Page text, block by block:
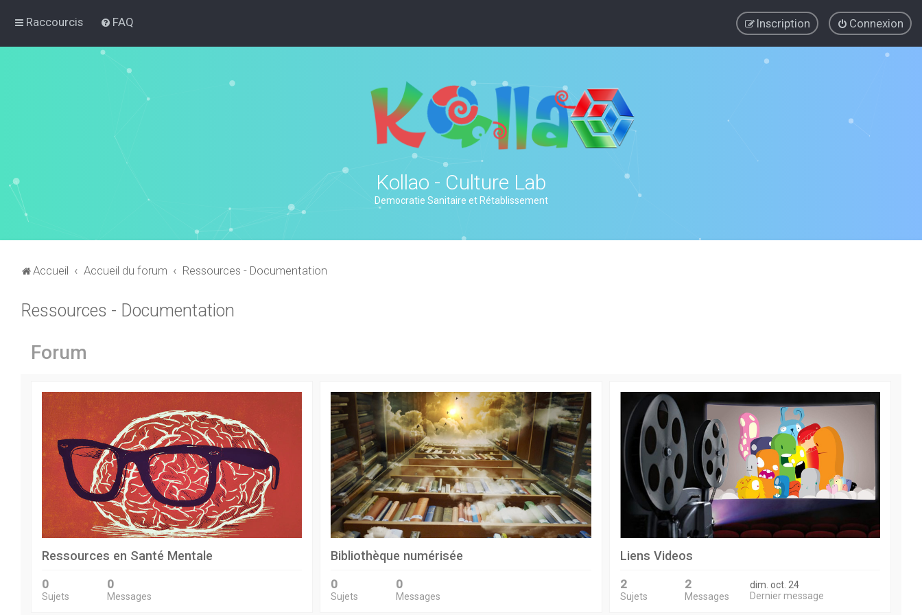
Raccourcis FAQ Connexion
Inscription
Kollao - Culture Lab
Democratie Sanitaire et Rétablissement
Accueil Accueil du forum Ressources - Documentation
Ressources - Documentation
Forum
Ressources en Santé Mentale
0
Sujets
0
Messages
Bibliothèque numérisée
0
Sujets
0
Messages
Liens Videos
2
Sujets
2
Messages
dim. oct. 24
Dernier message